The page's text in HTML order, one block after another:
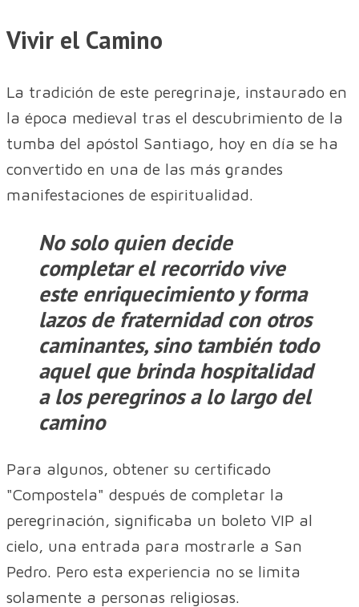
Vivir el Camino
La tradición de este peregrinaje, instaurado en
la época medieval tras el descubrimiento de la
tumba del apóstol Santiago, hoy en día se ha
convertido en una de las más grandes
manifestaciones de espiritualidad.
No solo quien decide
completar el recorrido vive
este enriquecimiento y forma
lazos de fraternidad con otros
caminantes, sino también todo
aquel que brinda hospitalidad
a los peregrinos a lo largo del
camino
Para algunos, obtener su certificado
"Compostela" después de completar la
peregrinación, significaba un boleto VIP al
cielo, una entrada para mostrarle a San
Pedro. Pero esta experiencia no se limita
solamente a personas religiosas.